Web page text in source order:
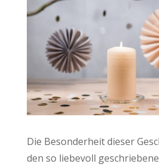
Die Besonderheit dieser
den so liebevoll